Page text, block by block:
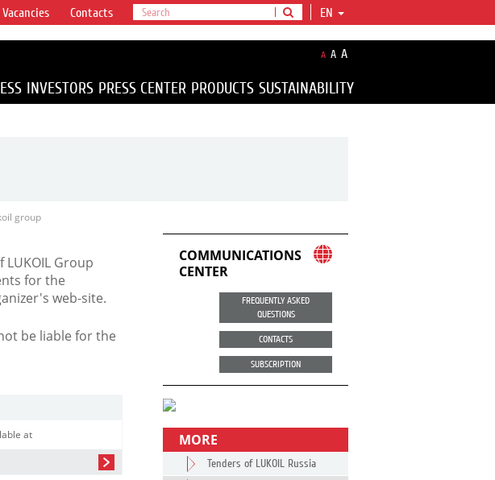
EN
Vacancies Contacts
A A A
INVESTORS PRESS CENTER PRODUCTS SUSTAINABILITY
group
Group
for the
web-site.
be liable for the
at
COMMUNICATIONS
CENTER
FREQUENTLY ASKED
QUESTIONS
CONTACTS
SUBSCRIPTION
MORE
Tenders of LUKOIL Russia